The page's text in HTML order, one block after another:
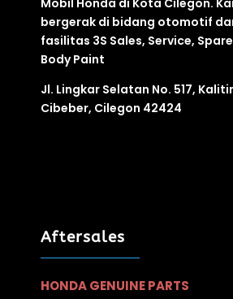
Mobil Honda di Kota Cilegon.
bergerak di bidang otomotif
fasilitas 3S Sales, Service,
Body Paint
Jl. Lingkar Selatan No. 517,
Cibeber, Cilegon 42424
Aftersales
HONDA GENUINE PARTS